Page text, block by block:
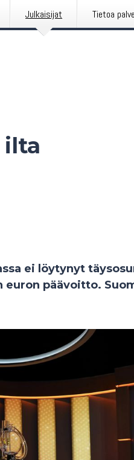
Julkaisijat Tietoa
ilta
ei löytynyt
päävoitto.